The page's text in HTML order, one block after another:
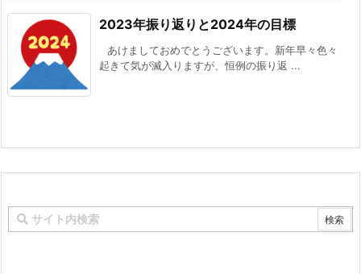
2023年振り返りと2024年の目標
あけましておめでとうございます。新年早々色々
起きて気が滅入りますが、恒例の振り返 ...